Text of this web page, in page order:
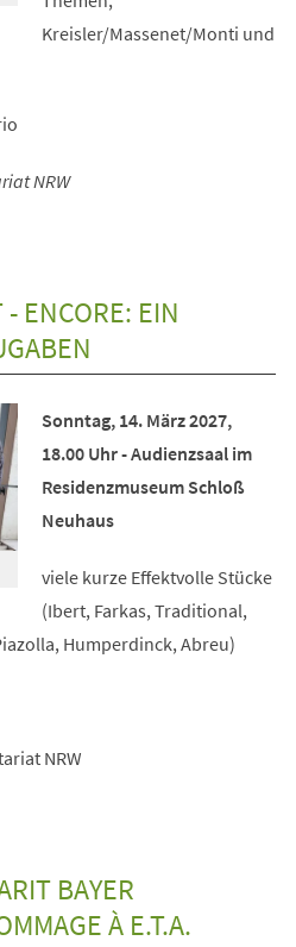
Kreisler/Massenet/Monti und
NRW
ENCORE: EIN
Sonntag, 14. März 2027,
18.00 Uhr - Audienzsaal im
Residenzmuseum Schloß
Neuhaus
viele kurze Effektvolle Stücke
(Ibert, Farkas, Traditional,
Humperdinck, Abreu)
NRW
BAYER
À E.T.A.